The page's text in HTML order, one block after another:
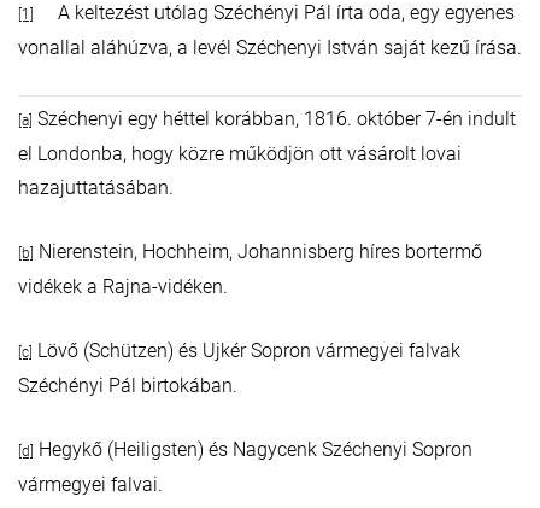
[1]
A keltezést utólag Széchényi Pál írta oda, egy egyenes
vonallal aláhúzva, a levél Széchenyi István saját kezű írása.
[a] Széchenyi egy héttel korábban, 1816. október 7-én indult
el Londonba, hogy közre működjön ott vásárolt lovai
hazajuttatásában.
[b]
Nierenstein, Hochheim, Johannisberg híres bortermő
vidékek a Rajna-vidéken.
[c] Lövő (Schützen) és Ujkér Sopron vármegyei falvak
Széchényi Pál birtokában.
[d]
Hegykő (Heiligsten) és Nagycenk Széchenyi Sopron
vármegyei falvai.